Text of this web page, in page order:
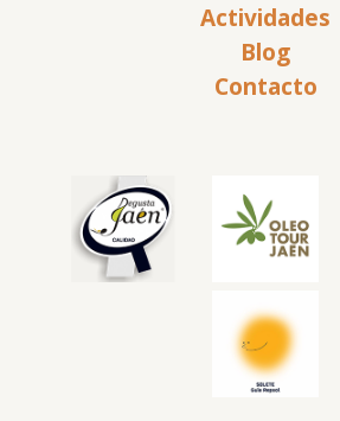
Actividades
Blog
Contacto